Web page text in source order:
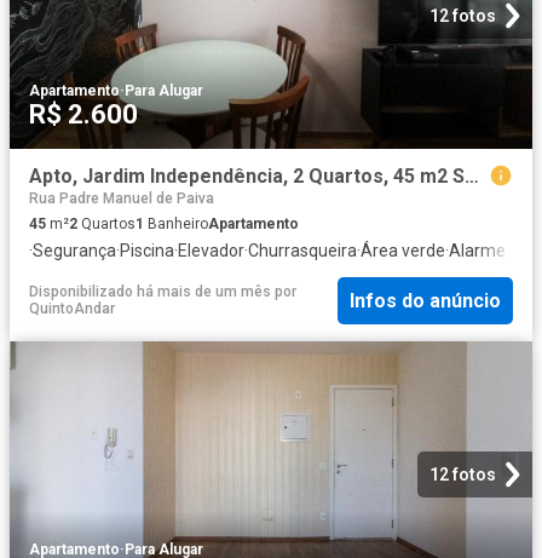
12 fotos
Apartamento·Para Alugar
R$ 2.600
Apto, Jardim Independência, 2 Quartos, 45 m2 São Paulo
Rua Padre Manuel de Paiva
45 m²2 Quartos1 BanheiroApartamento
·Segurança·Piscina·Elevador·Churrasqueira·Área verde·Alarme
Disponibilizado há mais de um mês por
QuintoAndar
Infos do anúncio
12 fotos
Apartamento· Para Alugar